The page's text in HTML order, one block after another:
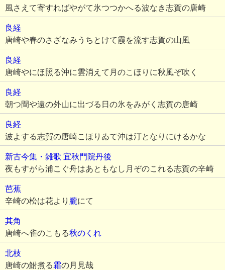
風さえて寄すればやがて氷つつかへる波なき志賀の唐崎
良経
唐崎や春のさざなみうちとけて霞を流す志賀の山風
良経
唐崎やにほ照る沖に雲消えて月のこほりに秋風ぞ吹く
良経
朝つ間や遠の外山に出づる日の氷をみがく志賀の唐崎
良経
波よする志賀の唐崎こほりゐて沖は汀となりにけるかな
新古今集・雑歌 宜秋門院丹後
夜もすがら浦こぐ舟はあともなし月ぞのこれる志賀の辛崎
芭蕉
辛崎の松は花より 朧にて
其角
唐崎へ雀のこもる秋のくれ
北枝
唐崎の鮒煮る霜の月見哉